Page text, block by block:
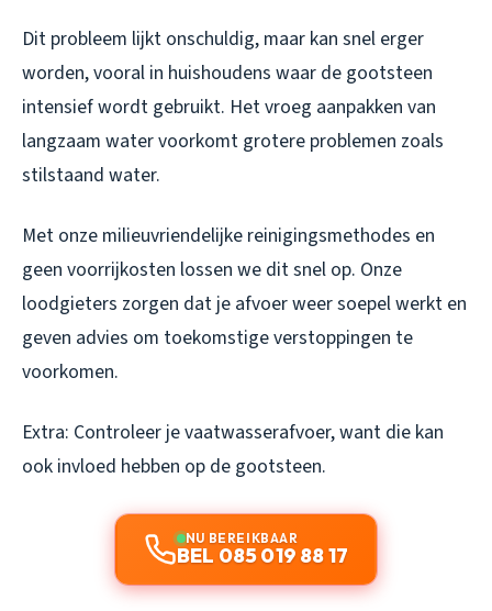
Dit probleem lijkt onschuldig, maar kan snel erger
worden, vooral in huishoudens waar de gootsteen
intensief wordt gebruikt. Het vroeg aanpakken van
langzaam water voorkomt grotere problemen zoals
stilstaand water.
Met onze milieuvriendelijke reinigingsmethodes en
geen voorrijkosten lossen we dit snel op. Onze
loodgieters zorgen dat je afvoer weer soepel werkt en
geven advies om toekomstige verstoppingen te
voorkomen.
Extra: Controleer je vaatwasserafvoer, want die kan
ook invloed hebben op de gootsteen.
NU BEREIKBAAR
BEL 085 019 88 17